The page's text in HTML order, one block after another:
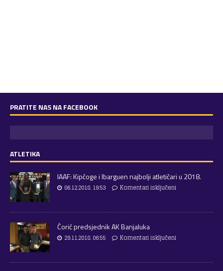
PRATITE NAS NA FACEBOOK
ATLETIKA
IAAF: Kipčoge i Ibarguen najbolji atletičari u 2018.
06.12.2018. 19:53 Komentari isključeni
Ćorić predsjednik AK Banjaluka
29.11.2018. 06:55 Komentari isključeni